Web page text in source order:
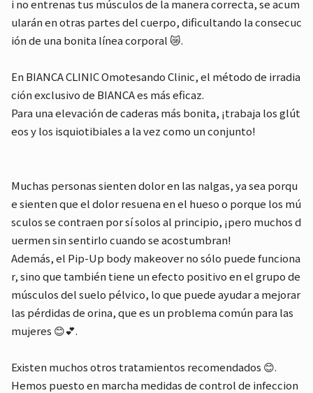
i no entrenas tus músculos de la manera correcta, se acum
ularán en otras partes del cuerpo, dificultando la consecuc
ión de una bonita línea corporal 😿.
En BIANCA CLINIC Omotesando Clinic, el método de irradia
ción exclusivo de BIANCA es más eficaz.
Para una elevación de caderas más bonita, ¡trabaja los glút
eos y los isquiotibiales a la vez como un conjunto!
Muchas personas sienten dolor en las nalgas, ya sea porqu
e sienten que el dolor resuena en el hueso o porque los mú
sculos se contraen por sí solos al principio, ¡pero muchos d
uermen sin sentirlo cuando se acostumbran!
Además, el Pip-Up body makeover no sólo puede funciona
r, sino que también tiene un efecto positivo en el grupo de
músculos del suelo pélvico, lo que puede ayudar a mejorar
las pérdidas de orina, que es un problema común para las
mujeres 😊💕.
Existen muchos otros tratamientos recomendados 😊.
Hemos puesto en marcha medidas de control de infeccion